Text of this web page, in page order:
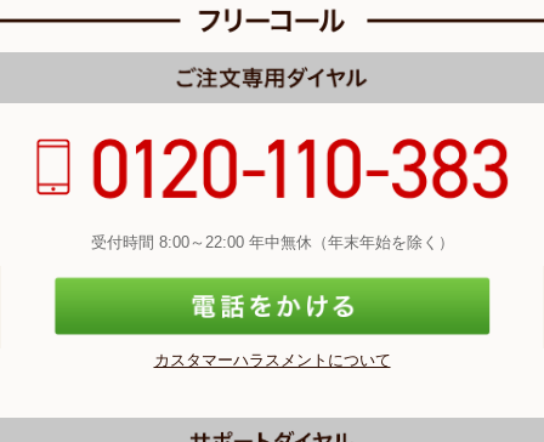
受付時間 8:00～22:00 年中無休（年末年始を除く）
カスタマーハラスメントについて